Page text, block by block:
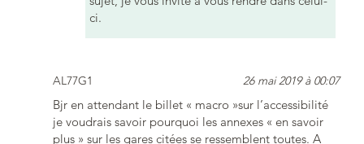
ci.
AL77G1 26 mai 2019 à 00:07
Bjr en attendant le billet « macro »sur l’accessibilité
je voudrais savoir pourquoi les annexes « en savoir
plus » sur les gares citées se ressemblent toutes. A